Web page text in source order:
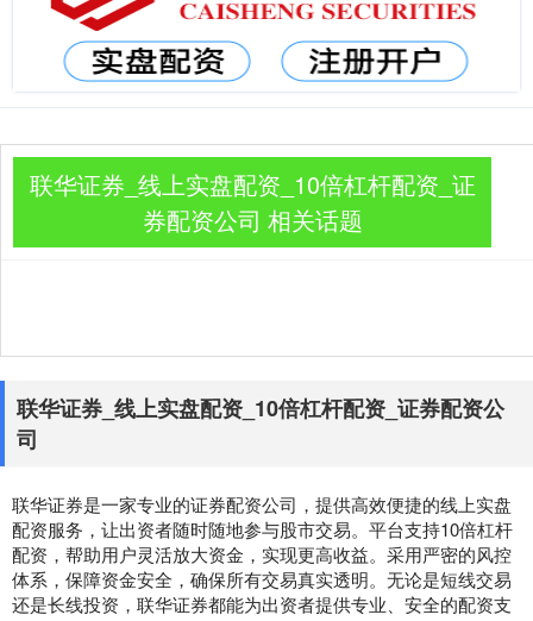
联华证券_线上实盘配资_10倍杠杆配资_证
券配资公司 相关话题
联华证券_线上实盘配资_10倍杠杆配资_证券配资公
司
联华证券是一家专业的证券配资公司，提供高效便捷的线上实盘
配资服务，让出资者随时随地参与股市交易。平台支持10倍杠杆
配资，帮助用户灵活放大资金，实现更高收益。采用严密的风控
体系，保障资金安全，确保所有交易真实透明。无论是短线交易
还是长线投资，联华证券都能为出资者提供专业、安全的配资支